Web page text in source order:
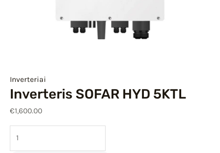
Inverteriai
Inverteris SOFAR HYD 5KTL
€1,600.00